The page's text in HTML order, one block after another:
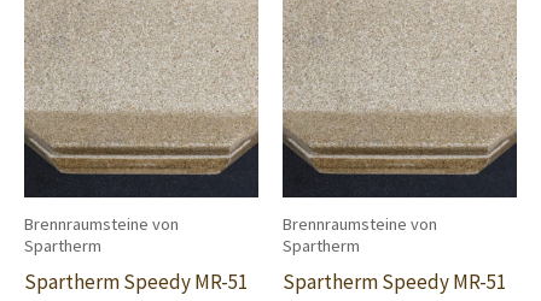
Brennraumsteine von
Spartherm
Spartherm Speedy MR-51
Brennraumsteine von
Spartherm
Spartherm Speedy MR-51